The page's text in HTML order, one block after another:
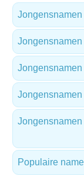
Jongensnamen
Populaire